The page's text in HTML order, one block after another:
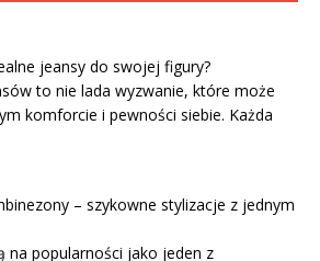
jeansy do swojej figury?
to nie lada wyzwanie, które może
komforcie i pewności siebie. Każda
– szykowne stylizacje z jednym
na popularności jako jeden z